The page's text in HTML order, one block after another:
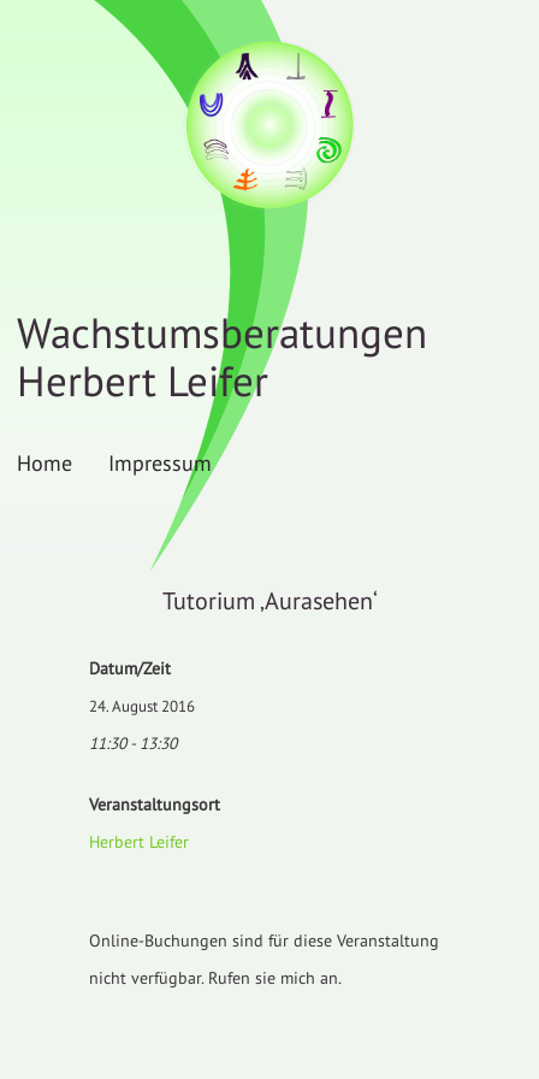
Wachstumsberatungen
Herbert Leifer
Home Impressum
Tutorium ‚Aurasehen‘
Datum/Zeit
24. August 2016
11:30 - 13:30
Veranstaltungsort
Herbert Leifer
Online-Buchungen sind für diese Veranstaltung
nicht verfügbar. Rufen sie mich an.